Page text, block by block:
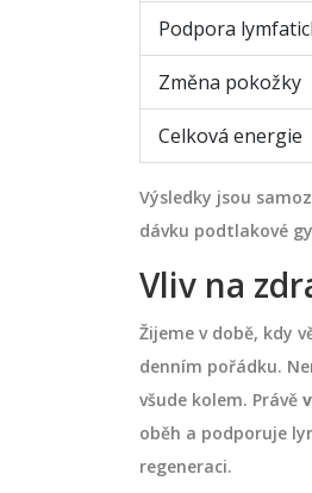
Podpora
Změna pokožky
Celková energie
Výsledky jsou
dávku podtlakové
Vliv na
Žijeme v době, kdy
denním pořádku.
všude kolem. Právě
oběh a podporuje
regeneraci.